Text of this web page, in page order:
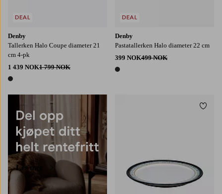
Denby
Tallerken Halo Coupe diameter 21
cm 4-pk
1 439 NOK1 799 NOK
1 farge
DEAL
Denby
Pastatallerken Halo diameter 22 cm
399 NOK499 NOK
1 farge
DEAL
Les mer